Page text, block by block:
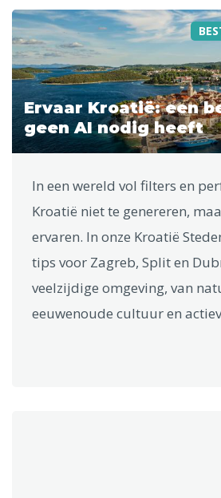
Ervaar Kroatië: een
geen AI nodig heeft
In een wereld vol filters en
Kroatië niet te genereren,
ervaren. In onze Kroatië
tips voor Zagreb, Split en
veelzijdige omgeving, van
eeuwenoude cultuur en